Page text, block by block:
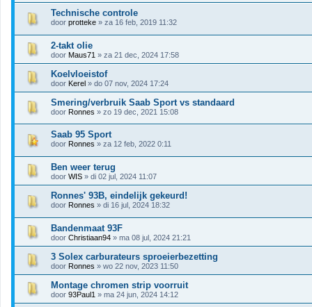
Technische controle
door protteke » za 16 feb, 2019 11:32
2-takt olie
door Maus71 » za 21 dec, 2024 17:58
Koelvloeistof
door Kerel » do 07 nov, 2024 17:24
Smering/verbruik Saab Sport vs standaard
door Ronnes » zo 19 dec, 2021 15:08
Saab 95 Sport
door Ronnes » za 12 feb, 2022 0:11
Ben weer terug
door WIS » di 02 jul, 2024 11:07
Ronnes' 93B, eindelijk gekeurd!
door Ronnes » di 16 jul, 2024 18:32
Bandenmaat 93F
door Christiaan94 » ma 08 jul, 2024 21:21
3 Solex carburateurs sproeierbezetting
door Ronnes » wo 22 nov, 2023 11:50
Montage chromen strip voorruit
door 93Paul1 » ma 24 jun, 2024 14:12